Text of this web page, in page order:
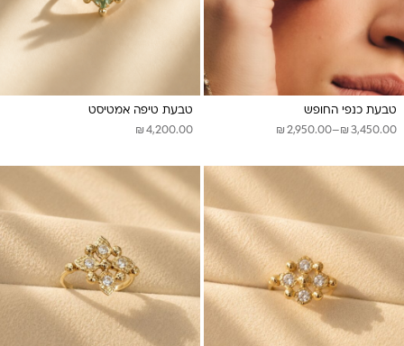
טבעת כנפי החופש
₪ 2,950.00–₪ 3,450.00
טווח
טבעת טיפה אמטיסט
₪ 4,200.00